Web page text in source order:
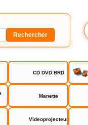
CD DVD BRD
Manette
Videoprojecteur